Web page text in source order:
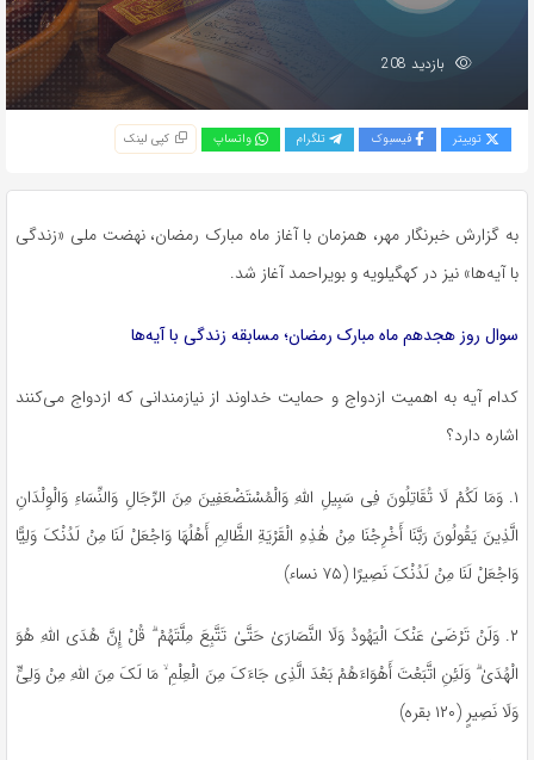
بازدید 208
توییتر فیسبوک تلگرام واتساپ کپی لینک
به گزارش خبرنگار مهر، همزمان با آغاز ماه مبارک رمضان، نهضت ملی «زندگی
با آیه‌ها» نیز در کهگیلویه و بویراحمد آغاز شد.
سوال روز هجدهم ماه مبارک رمضان؛ مسابقه زندگی با آیه‌ها
کدام آیه به اهمیت ازدواج و حمایت خداوند از نیازمندانی که ازدواج می‌کنند
اشاره دارد؟
۱. وَمَا لَکُمْ لَا تُقَاتِلُونَ فِی سَبِیلِ اللَّهِ وَالْمُسْتَضْعَفِینَ مِنَ الرِّجَالِ وَالنِّسَاءِ وَالْوِلْدَانِ
الَّذِینَ یَقُولُونَ رَبَّنَا أَخْرِجْنَا مِنْ هَٰذِهِ الْقَرْیَةِ الظَّالِمِ أَهْلُهَا وَاجْعَلْ لَنَا مِنْ لَدُنْکَ وَلِیًّا
وَاجْعَلْ لَنَا مِنْ لَدُنْکَ نَصِیرًا(۷۵ نساء)
۲. وَلَنْ تَرْضَیٰ عَنْکَ الْیَهُودُ وَلَا النَّصَارَیٰ حَتَّیٰ تَتَّبِعَ مِلَّتَهُمْۗ قُلْ إِنَّ هُدَی اللَّهِ هُوَ
الْهُدَیٰۗوَلَئِنِ اتَّبَعْتَ أَهْوَاءَهُمْ بَعْدَ الَّذِی جَاءَکَ مِنَ الْعِلْمِۙ مَا لَکَ مِنَ اللَّهِ مِنْ وَلِیٍّ
وَلَانَصِیرٍ (۱۲۰ بقره)